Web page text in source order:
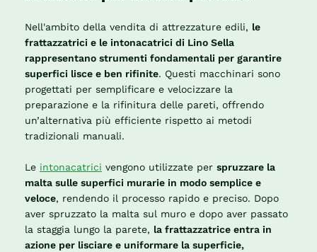
Nell'ambito della vendita di attrezzature edili, le
frattazzatrici e le intonacatrici di Lino Sella
rappresentano strumenti fondamentali per garantire
superfici lisce e ben rifinite. Questi macchinari sono
progettati per semplificare e velocizzare la
preparazione e la rifinitura delle pareti, offrendo
un’alternativa più efficiente rispetto ai metodi
tradizionali manuali.
Le intonacatrici vengono utilizzate per spruzzare la
malta sulle superfici murarie in modo semplice e
veloce, rendendo il processo rapido e preciso. Dopo
aver spruzzato la malta sul muro e dopo aver passato
la staggia lungo la parete, la frattazzatrice entra in
azione per lisciare e uniformare la superficie,